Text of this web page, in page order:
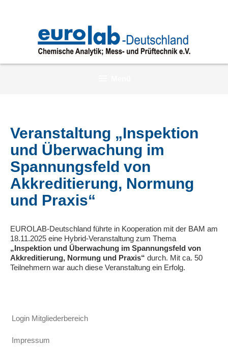
Veranstaltung „Inspektion
und Überwachung im
Spannungsfeld von
Akkreditierung, Normung
und Praxis“
EUROLAB-Deutschland führte in Kooperation mit der BAM am
18.11.2025 eine Hybrid-Veranstaltung zum Thema
„Inspektion und Überwachung im Spannungsfeld von
Akkreditierung, Normung und Praxis“ durch. Mit ca. 50
Teilnehmern war auch diese Veranstaltung ein Erfolg.
Login Mitgliederbereich
Impressum